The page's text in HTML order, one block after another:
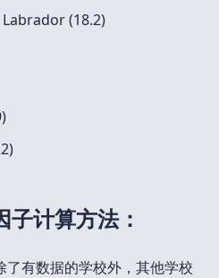
(18.2)
计算方法：
有数据的学校外，其他学校